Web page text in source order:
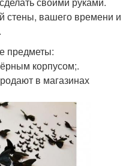
стены, вашего времени и
предметы:
корпусом;.
в магазинах